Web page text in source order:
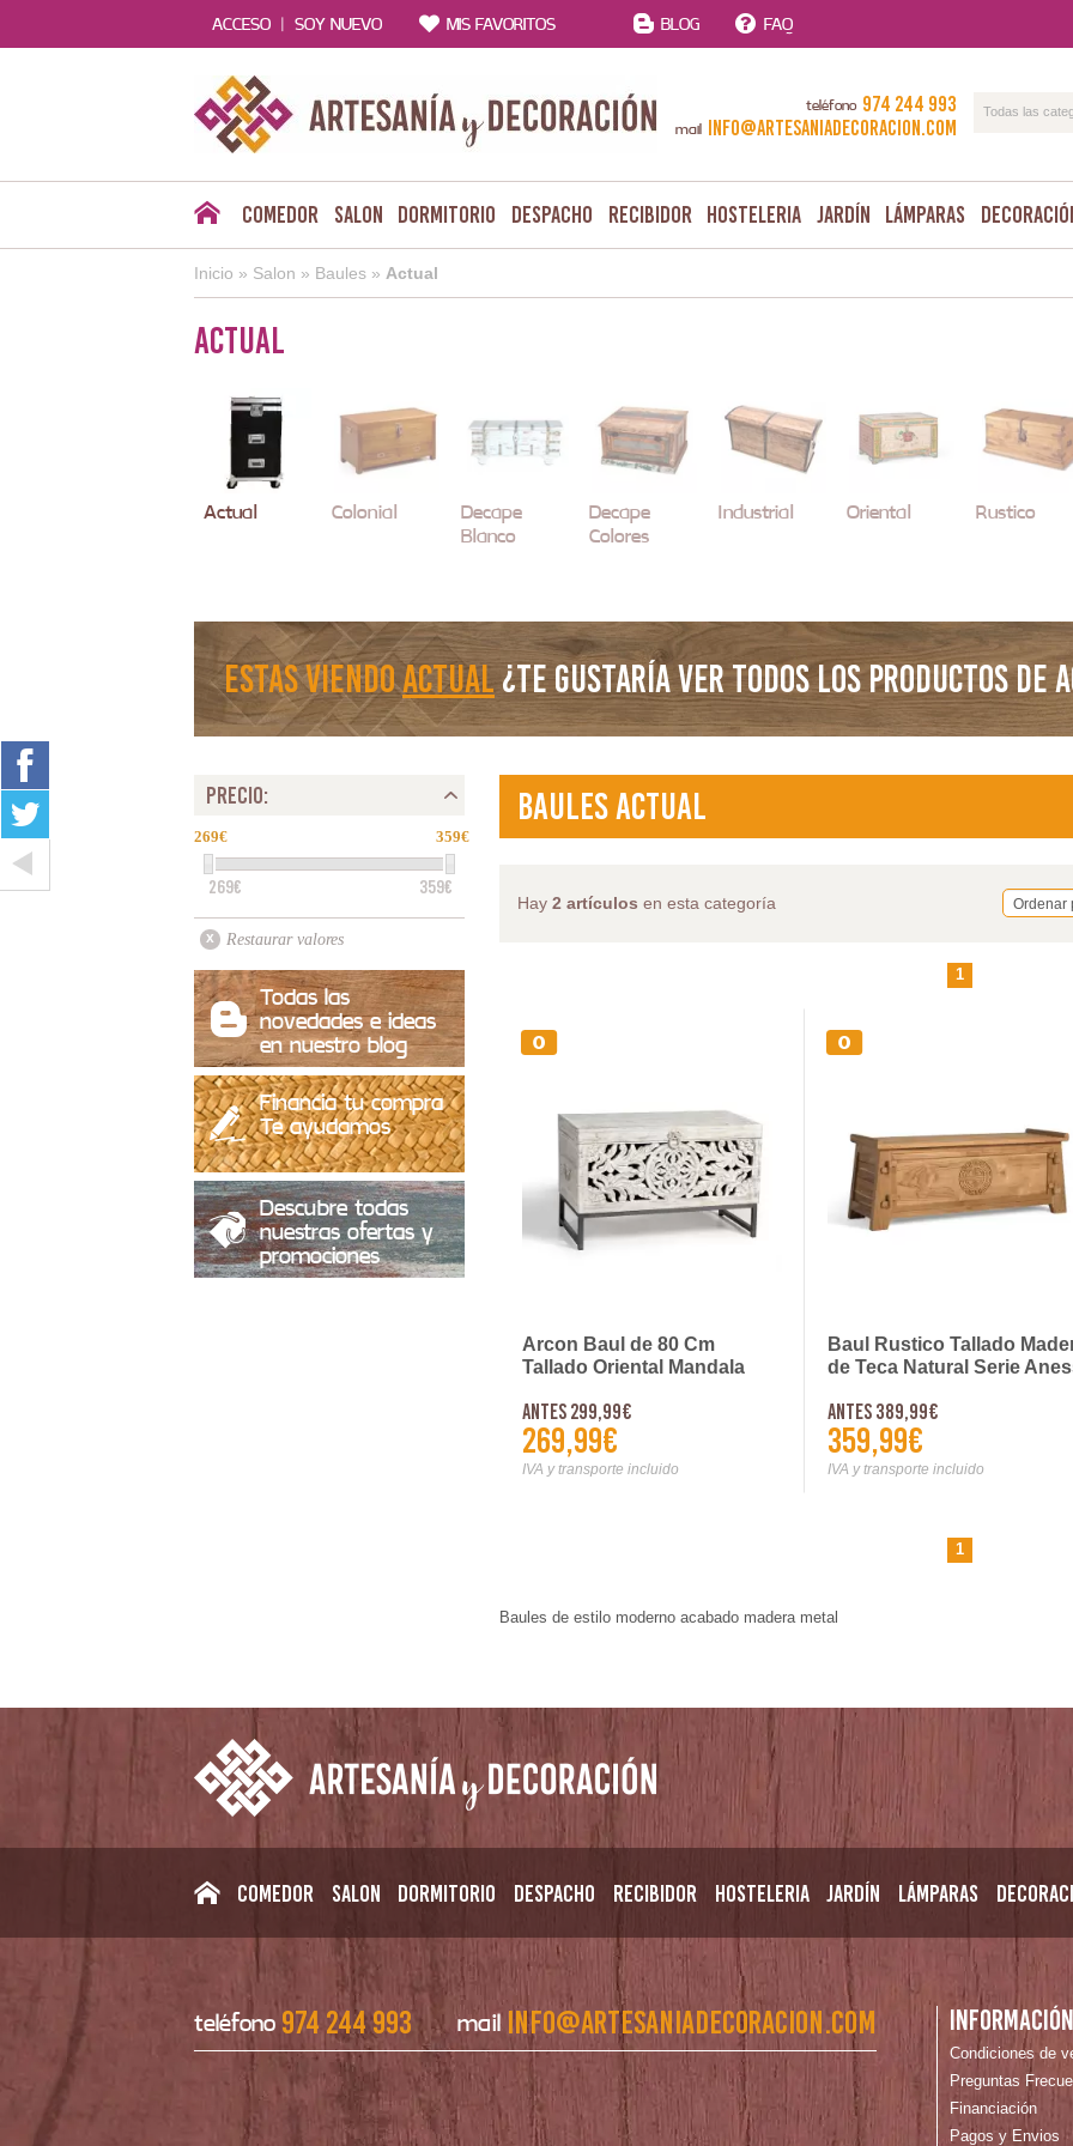
ACCESO | SOY NUEVO MIS FAVORITOS BLOG FAQ
teléfono 974 244 993
mail info@artesaniadecoracion.com
Todas las
Comedor Salon Dormitorio Despacho Recibidor Hosteleria Jardín Lámparas
Inicio » Salon » Baules » Actual
Actual
Actual Colonial Decape
Blanco
Decape
Colores
Industrial Oriental Rustico
estas viendoActual¿TE GUSTARÍA VER TODOS LOS PRODUCTOS
PRECIO:
269 359
269€ 359€
Restaurar valores
Todas las
novedades e ideas
en nuestro blog
Financia tu compra
Te ayudamos
Descubre todas
nuestras ofertas y
promociones
Baules Actual
Hay 2 artículos en esta categoría Ordenar
1
Arcon Baul de 80 Cm
Tallado Oriental Mandala
Antes 299,99€
269,99€
IVA y transporte incluido
Baul Rustico Tallado
de Teca Natural Serie
Antes 389,99€
359,99€
IVA y transporte incluido
1
Baules de estilo moderno acabado madera metal
Comedor Salon Dormitorio Despacho Recibidor Hosteleria Jardín Lámparas
teléfono974 244 993 mail info@artesaniadecoracion.com Información
Condiciones de
Preguntas
Financiación
Pagos y Envios